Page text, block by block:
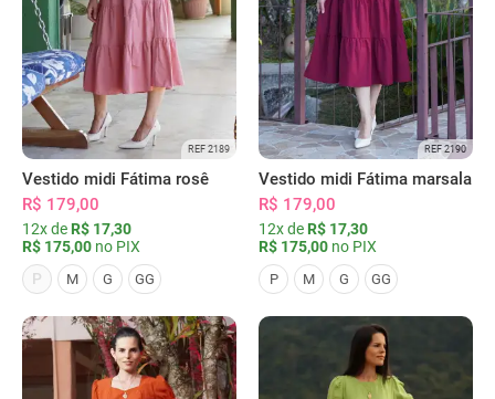
REF 2189
Vestido midi Fátima rosê
R$ 179,00
12x de R$ 17,30
R$ 175,00 no PIX
P
M G GG
REF 2190
Vestido midi Fátima marsala
R$ 179,00
12x de R$ 17,30
R$ 175,00 no PIX
P M G GG